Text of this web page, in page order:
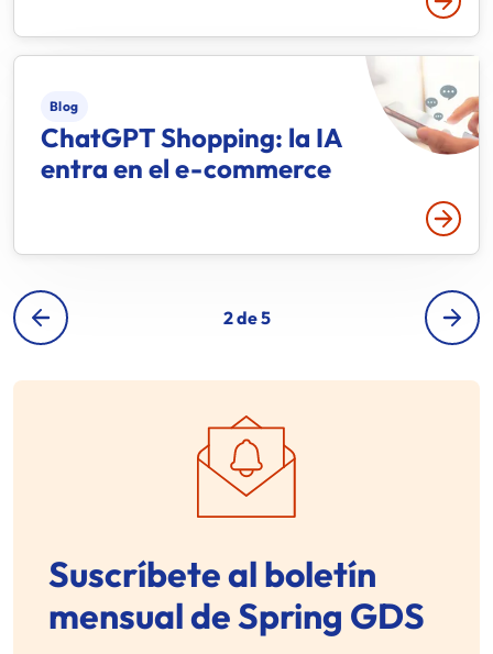
Leer
Blog
ChatGPT Shopping: la IA
entra en el e-commerce
Leer
2 de 5
Suscríbete al boletín
mensual de Spring GDS